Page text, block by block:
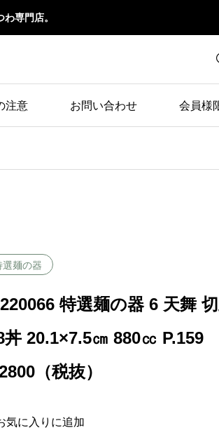
専門店。
注意 お問い合わせ 会員様
選麺の器
特選麺の器 6 天舞
丼 20.1×7.5㎝ 880㏄ P.159
（税抜）
気に入りに追加